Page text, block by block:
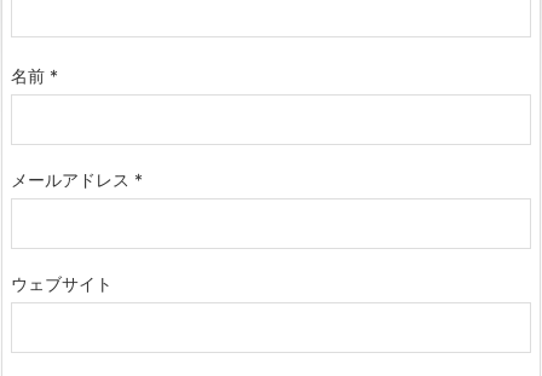
名前 *
メールアドレス *
ウェブサイト